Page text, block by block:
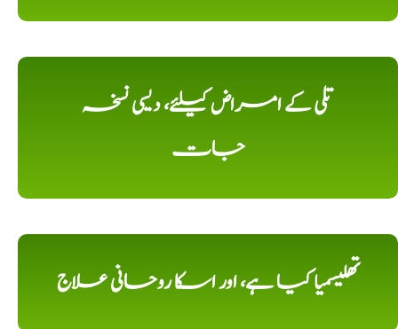
تلی کے امراض کیلئے، دیسی نسخہ
جات
تھلیسمیا کیا ہے، اور اسکا روحانی علاج